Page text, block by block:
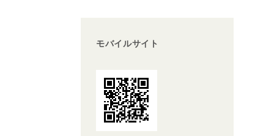
モバイルサイト